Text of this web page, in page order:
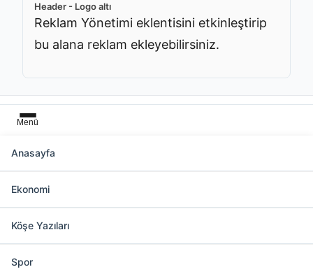
Header - Logo altı
Reklam Yönetimi eklentisini etkinleştirip
bu alana reklam ekleyebilirsiniz.
Menü
Anasayfa
Ekonomi
Köşe Yazıları
Spor
Reklam Yönetimi eklentisini etkinleştirip bu